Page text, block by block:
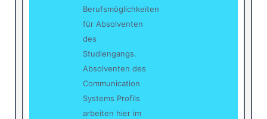
Berufsmöglichkeiten
für Absolventen
des
Studiengangs.
Absolventen des
Communication
Systems Profils
arbeiten hier im